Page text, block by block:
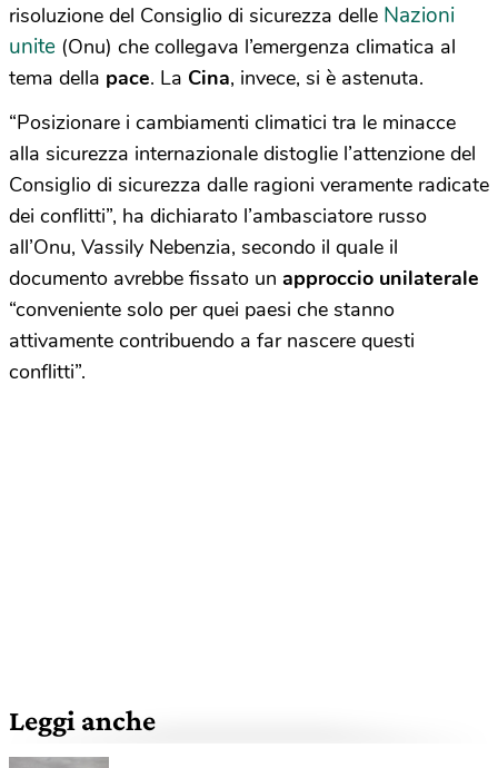
risoluzione del Consiglio di sicurezza delle Nazioni
unite (Onu) che collegava l’emergenza climatica al
tema della pace. La Cina, invece, si è astenuta.
“Posizionare i cambiamenti climatici tra le minacce
alla sicurezza internazionale distoglie l’attenzione del
Consiglio di sicurezza dalle ragioni veramente radicate
dei conflitti”, ha dichiarato l’ambasciatore russo
all’Onu, Vassily Nebenzia, secondo il quale il
documento avrebbe fissato un approccio unilaterale
“conveniente solo per quei paesi che stanno
attivamente contribuendo a far nascere questi
conflitti”.
Leggi anche